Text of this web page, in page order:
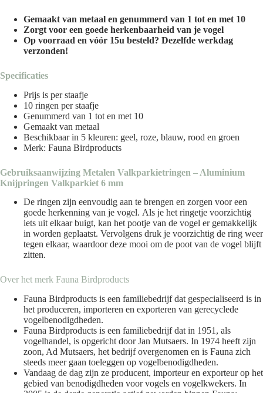
Gemaakt van metaal en genummerd van 1 tot en met 10
Zorgt voor een goede herkenbaarheid van je vogel
Op voorraad en vóór 15u besteld? Dezelfde werkdag
verzonden!
Specificaties
Prijs is per staafje
10 ringen per staafje
Genummerd van 1 tot en met 10
Gemaakt van metaal
Beschikbaar in 5 kleuren: geel, roze, blauw, rood en groen
Merk: Fauna Birdproducts
Gebruiksaanwijzing Metalen Valkparkietringen – Aluminium
Knijpringen Valkparkiet 6 mm
De ringen zijn eenvoudig aan te brengen en zorgen voor een
goede herkenning van je vogel. Als je het ringetje voorzichtig
iets uit elkaar buigt, kan het pootje van de vogel er gemakkelijk
in worden geplaatst. Vervolgens druk je voorzichtig de ring weer
tegen elkaar, waardoor deze mooi om de poot van de vogel blijft
zitten.
Over het merk Fauna Birdproducts
Fauna Birdproducts is een familiebedrijf dat gespecialiseerd is in
het produceren, importeren en exporteren van gerecyclede
vogelbenodigdheden.
Fauna Birdproducts is een familiebedrijf dat in 1951, als
vogelhandel, is opgericht door Jan Mutsaers. In 1974 heeft zijn
zoon, Ad Mutsaers, het bedrijf overgenomen en is Fauna zich
steeds meer gaan toeleggen op vogelbenodigdheden.
Vandaag de dag zijn ze producent, importeur en exporteur op het
gebied van benodigdheden voor vogels en vogelkwekers. In